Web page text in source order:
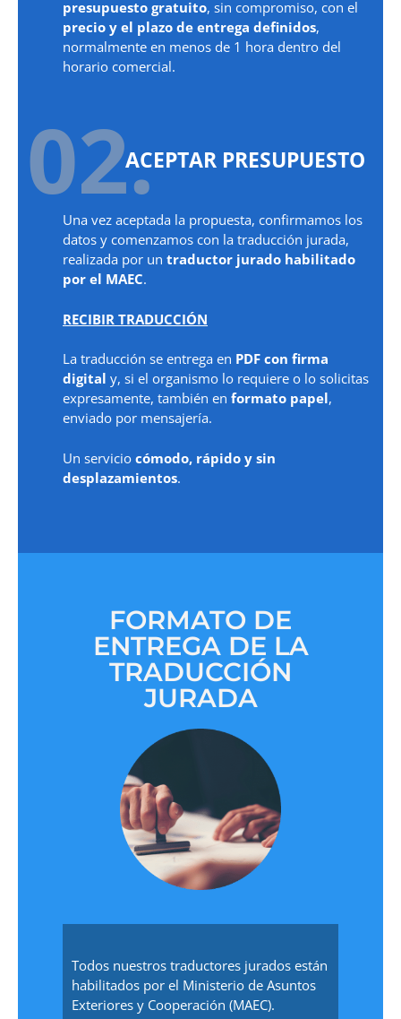
presupuesto gratuito, sin compromiso, con el
precio y el plazo de entrega definidos,
normalmente en menos de 1 hora dentro del
horario comercial.
02.ACEPTAR PRESUPUESTO
Una vez aceptada la propuesta, confirmamos los
datos y comenzamos con la traducción jurada,
realizada por un traductor jurado habilitado
por el MAEC.
RECIBIR TRADUCCIÓN
La traducción se entrega en PDF con firma
digital y, si el organismo lo requiere o lo solicitas
expresamente, también en formato papel,
enviado por mensajería.
Un servicio cómodo, rápido y sin
desplazamientos.
FORMATO DE
ENTREGA DE LA
TRADUCCIÓN
JURADA
Todos nuestros traductores jurados están
habilitados por el Ministerio de Asuntos
Exteriores y Cooperación (MAEC).